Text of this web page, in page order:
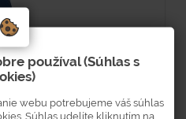
používal (Súhlas s
webu potrebujeme váš súhlas
Súhlas udelíte kliknutím na